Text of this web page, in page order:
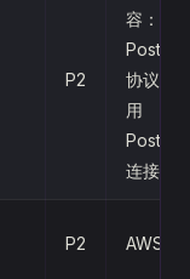
P2
容：兼
协议，
用
连接器
P2 AWS